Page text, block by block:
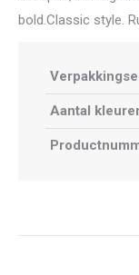
bold.Classic style.
Aantal